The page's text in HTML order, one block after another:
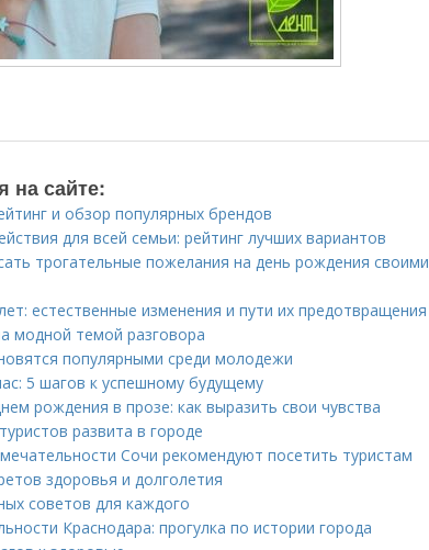
на сайте:
и обзор популярных брендов
для всей семьи: рейтинг лучших вариантов
трогательные пожелания на день рождения своими
естественные изменения и пути их предотвращения
модной темой разговора
популярными среди молодежи
5 шагов к успешному будущему
рождения в прозе: как выразить свои чувства
развита в городе
Сочи рекомендуют посетить туристам
здоровья и долголетия
советов для каждого
Краснодара: прогулка по истории города